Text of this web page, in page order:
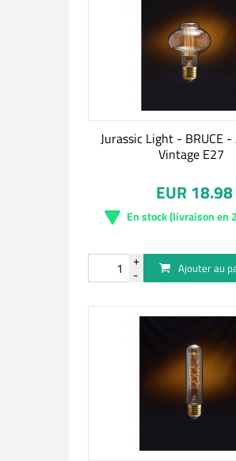
Jurassic Light - BRUCE
Vintage E27
EUR 18.98
En stock (livraison en
Ajouter au